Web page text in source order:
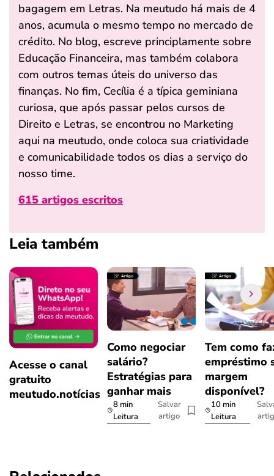
bagagem em Letras. Na meutudo há mais de 4
anos, acumula o mesmo tempo no mercado de
crédito. No blog, escreve principlamente sobre
Educação Financeira, mas também colabora
com outros temas úteis do universo das
finanças. No fim, Cecília é a típica geminiana
curiosa, que após passar pelos cursos de
Direito e Letras, se encontrou no Marketing
aqui na meutudo, onde coloca sua criatividade
e comunicabilidade todos os dias a serviço do
nosso time.
615 artigos escritos
Leia também
Acesse o canal
gratuito
meutudo.notícias
Como negociar
salário?
Estratégias para
ganhar mais
8 min
Leitura
Salvar
artigo
Tem como
empréstimo
margem
disponível?
10 min
Leitura